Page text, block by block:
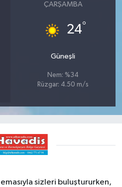
ÇARŞAMBA
24°
Güneşli
Nem: %34
Rüzgar: 4.50 m/s
sizleri buluştururken,